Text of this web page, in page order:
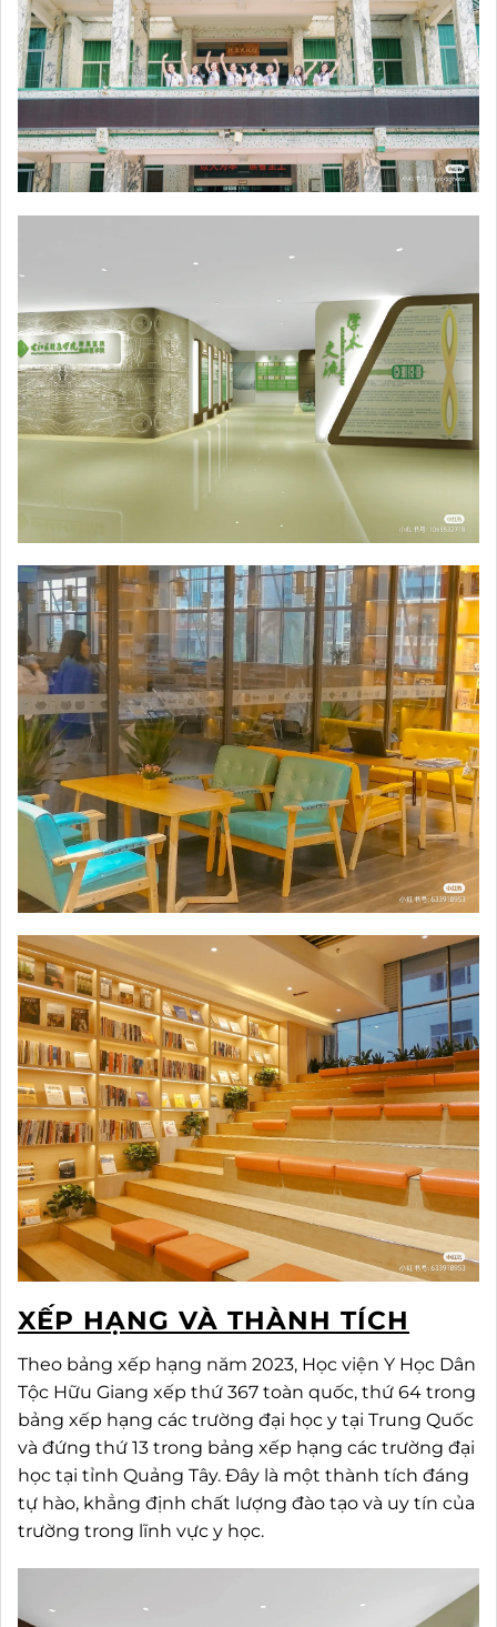
XẾP HẠNG VÀ THÀNH TÍCH
Theo bảng xếp hạng năm 2023, Học viện Y Học Dân
Tộc Hữu Giang xếp thứ 367 toàn quốc, thứ 64 trong
bảng xếp hạng các trường đại học y tại Trung Quốc
và đứng thứ 13 trong bảng xếp hạng các trường đại
học tại tỉnh Quảng Tây. Đây là một thành tích đáng
tự hào, khẳng định chất lượng đào tạo và uy tín của
trường trong lĩnh vực y học.